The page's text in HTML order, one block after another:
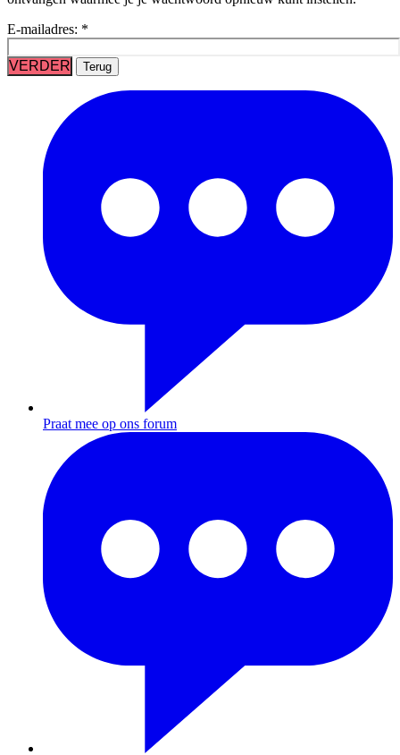
E-mailadres: *
VERDER Terug
Praat mee op ons forum